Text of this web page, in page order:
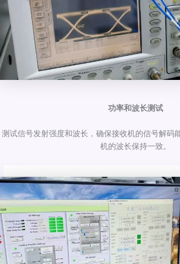
功率和波长测试
测试信号发射强度和波长，确保接收机的信号解码
机的波长保持一致。